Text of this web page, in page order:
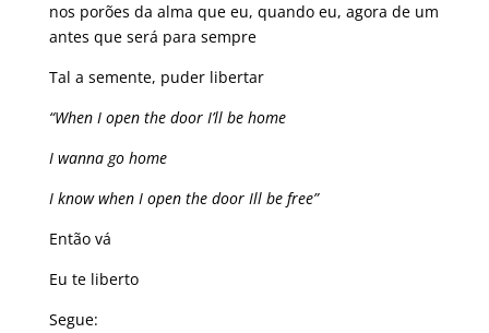
nos porões da alma que eu, quando eu, agora de um
antes que será para sempre
Tal a semente, puder libertar
“When I open the door I’ll be home
I wanna go home
I know when I open the door Ill be free”
Então vá
Eu te liberto
Segue: